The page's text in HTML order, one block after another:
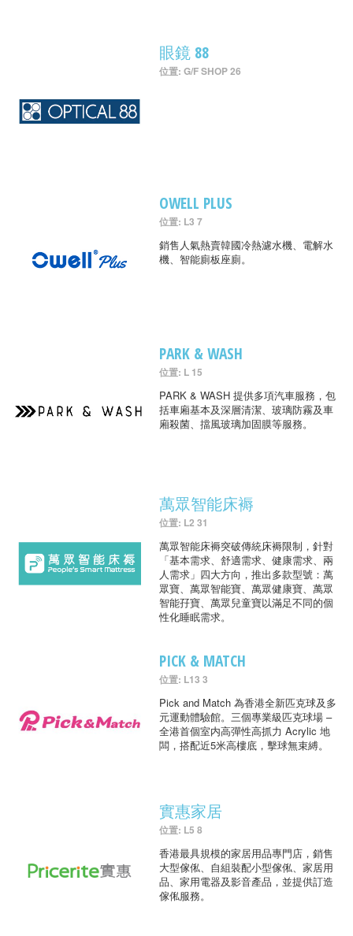
眼鏡 88
位置: G/F SHOP 26
OWELL PLUS
位置: L3 7
銷售人氣熱賣韓國冷熱濾水機、電解水
機、智能廁板座廁。
PARK & WASH
位置: L 15
PARK & WASH 提供多項汽車服務，包
括車廂基本及深層清潔、玻璃防霧及車
廂殺菌、擋風玻璃加固膜等服務。
萬眾智能床褥
位置: L2 31
萬眾智能床褥突破傳統床褥限制，針對
「基本需求、舒適需求、健康需求、兩
人需求」四大方向，推出多款型號：萬
眾寶、萬眾智能寶、萬眾健康寶、萬眾
智能孖寶、萬眾兒童寶以滿足不同的個
性化睡眠需求。
PICK & MATCH
位置: L13 3
Pick and Match 為香港全新匹克球及多
元運動體驗館。三個專業級匹克球場 –
全港首個室内高彈性高抓力 Acrylic 地
闆，搭配近5米高樓底，擊球無束縛。
實惠家居
位置: L5 8
香港最具規模的家居用品專門店，銷售
大型傢俬、自組裝配小型傢俬、家居用
品、家用電器及影音產品，並提供訂造
傢俬服務。